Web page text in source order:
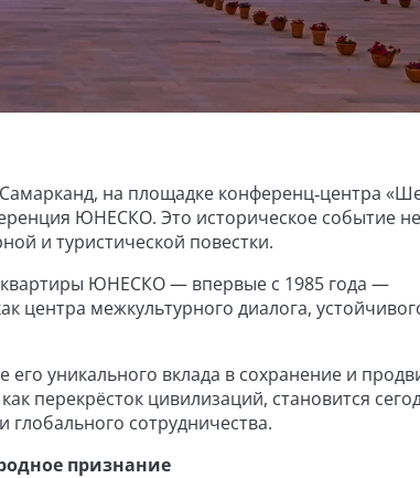
на площадке конференц‑центра
ЮНЕСКО. Это историческое событие
и туристической повестки.
ЮНЕСКО — впервые с 1985 года —
центра межкультурного диалога,
уникального вклада в сохранение и
перекрёсток цивилизаций, становится
сотрудничества.
признание